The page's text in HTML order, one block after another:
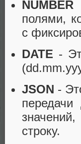
NUMBER
полями,
с
DATE -
JSON -
строку.